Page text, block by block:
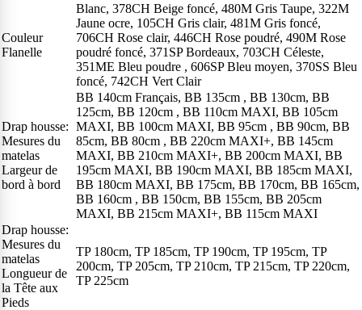
Couleur
Flanelle
Blanc, 378CH Beige foncé, 480M Gris Taupe, 322M
Jaune ocre, 105CH Gris clair, 481M Gris foncé,
706CH Rose clair, 446CH Rose poudré, 490M Rose
poudré foncé, 371SP Bordeaux, 703CH Céleste,
351ME Bleu poudre , 606SP Bleu moyen, 370SS Bleu
foncé, 742CH Vert Clair
Drap housse:
Mesures du
matelas
Largeur de
bord à bord
BB 140cm Français, BB 135cm , BB 130cm, BB
125cm, BB 120cm , BB 110cm MAXI, BB 105cm
MAXI, BB 100cm MAXI, BB 95cm , BB 90cm, BB
85cm, BB 80cm , BB 220cm MAXI+, BB 145cm
MAXI, BB 210cm MAXI+, BB 200cm MAXI, BB
195cm MAXI, BB 190cm MAXI, BB 185cm MAXI,
BB 180cm MAXI, BB 175cm, BB 170cm, BB 165cm,
BB 160cm , BB 150cm, BB 155cm, BB 205cm
MAXI, BB 215cm MAXI+, BB 115cm MAXI
Drap housse:
Mesures du
matelas
Longueur de
la Tête aux
Pieds
TP 180cm, TP 185cm, TP 190cm, TP 195cm, TP
200cm, TP 205cm, TP 210cm, TP 215cm, TP 220cm,
TP 225cm